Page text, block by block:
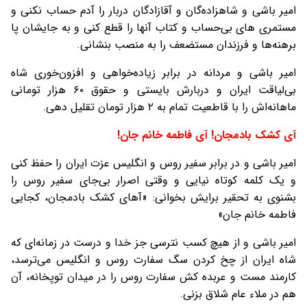
امير باشی و شاهزاده‌گان و آقازادگان دربار را آدم حساب نکنی و
مستمری های بی‌حساب و کتاب آنها را قطع کنی و به جايشان پا
برهنه‌ها و فرزندان مستضعف را به منصب بنشانی.
امير باشی و مردانه در برابر زياده‌خواهی و افزون‌خوری شاه
بی‌لياقت ايران و دربارش بايستی و حقوق ۶۰ هزار تومانی
ماهانه‌اش را با قاطعيت تمام به ۲ هزار تومان تقليل دهی.
آی کشک بادمجان! آی فاطمه خانم جان!
امير باشی و در برابر سفير روس و انگليس عزت ايران را حفظ کنی
و يک کلمه کوتاه نيايی و وقتی اصرار بی‌جای سفير روس را
بشنوی به تحقير برايش بخوانی: «آهای کشک بادمجان، کجايی
فاطمه خانم جان»
امير باشی و از هيچ کسب نترسی جز خدا و درست در زمانه‌ای که
شاه ايران از چخ کردن سگ سفارت روس و انگليس می‌ترسد،
کارمند مست و عربده کش سفارت روس را در ميدان توپخانه، آن
هم در ملاء عام شلاق بزنی.